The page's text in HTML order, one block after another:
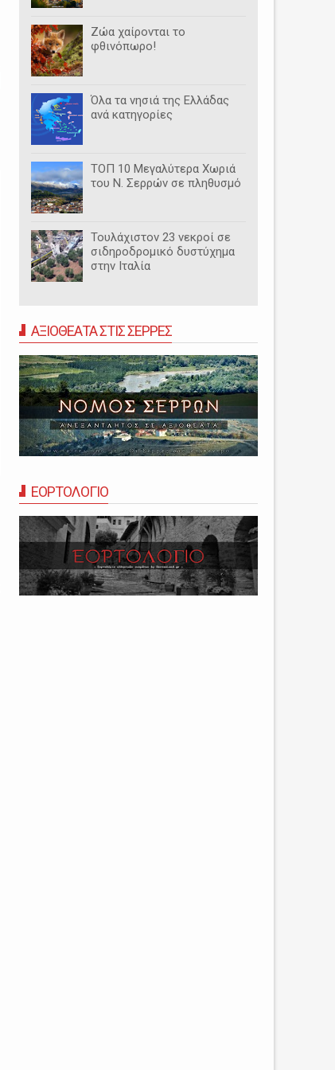
Ζώα χαίρονται το
φθινόπωρο!
Όλα τα νησιά της Ελλάδας
ανά κατηγορίες
ΤΟΠ 10 Μεγαλύτερα Χωριά
του Ν. Σερρών σε πληθυσμό
Τουλάχιστον 23 νεκροί σε
σιδηροδρομικό δυστύχημα
στην Ιταλία
ΑΞΙΟΘΕΑΤΑ ΣΤΙΣ ΣΕΡΡΕΣ
ΕΟΡΤΟΛΟΓΙΟ